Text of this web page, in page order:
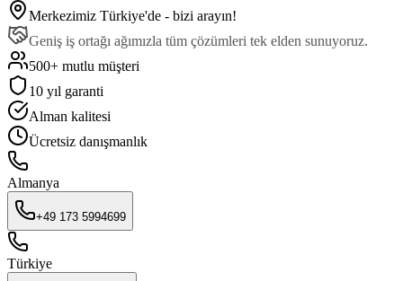
Merkezimiz Türkiye'de - bizi arayın!
Geniş iş ortağı ağımızla tüm çözümleri tek elden sunuyoruz.
500+ mutlu müşteri
10 yıl garanti
Alman kalitesi
Ücretsiz danışmanlık
Almanya
+49 173 5994699
Türkiye